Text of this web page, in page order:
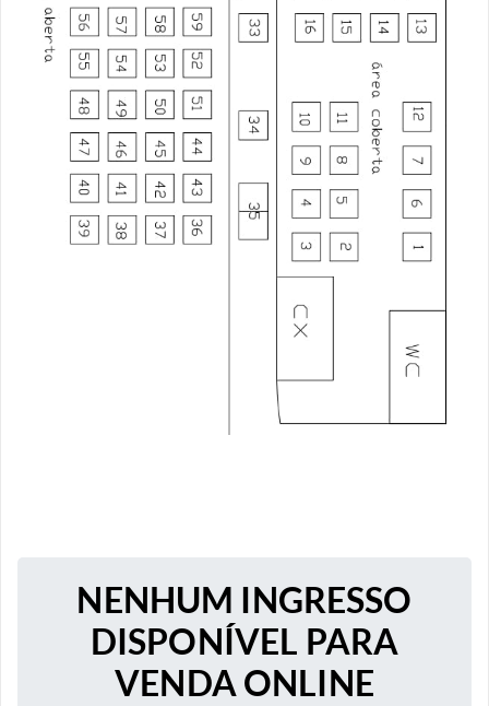
NENHUM INGRESSO
DISPONÍVEL PARA
VENDA ONLINE